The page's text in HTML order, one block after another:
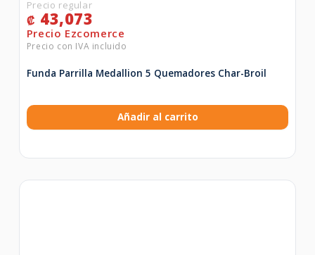
₡ 43,073
Funda Parrilla Medallion 5 Quemadores Char-Broil
Añadir al carrito